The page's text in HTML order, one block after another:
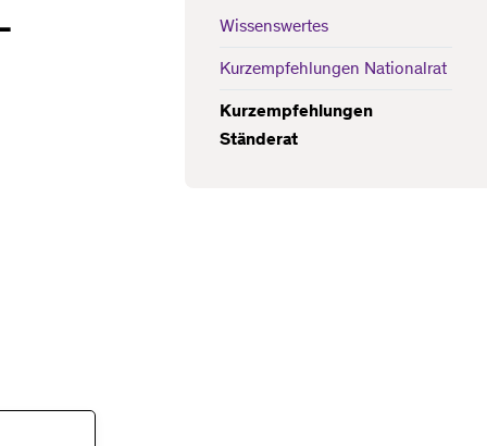
Wissenswertes
Kurzempfehlungen Nationalrat
Kurzempfehlungen
Ständerat